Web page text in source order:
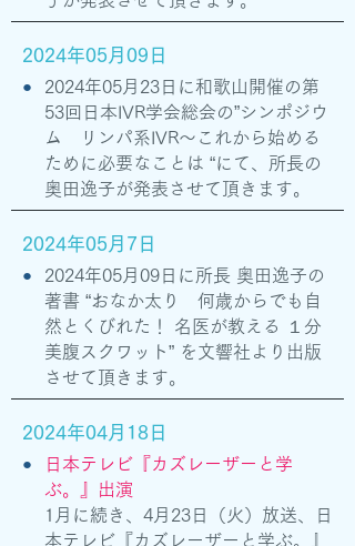
2024年05月09日
2024年05月23日に和歌山開催の第
53回日本IVR学会総会の”シンポジウ
ム リンパ系IVR～これから始める
ために必要なことは “にて、所長の
奥田逸子が発表させて頂きます。
●
2024年05月7日
2024年05月09日に所長 奥田逸子の
著書 “おなか太り 何歳からでも自
然とくびれた！ 名医が教える １分
美腹スクワット” を文響社より出版
させて頂きます。
●
2024年04月18日
日本テレビ『カズレーザーと学
ぶ。』出演
1月に続き、4月23日（火）放送、日
本テレビ『カズレーザーと学ぶ。』
●